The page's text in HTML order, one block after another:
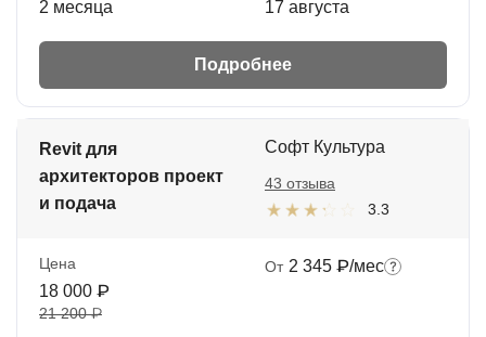
2 месяца 17 августа
Подробнее
Revit для
архитекторов проект
и подача
Софт Культура
3.3
43 отзыва
Цена
18 000 ₽
21 200 ₽
От 2 345 ₽/мес